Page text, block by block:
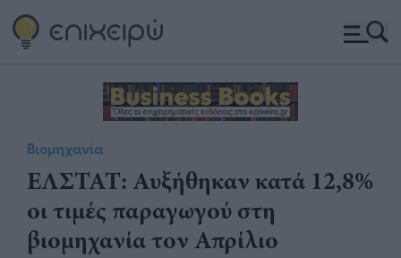
Βιομηχανία
ΕΛΣΤΑΤ: Αυξήθηκαν κατά 12,8%
οι τιμές παραγωγού στη
βιομηχανία τον Απρίλιο